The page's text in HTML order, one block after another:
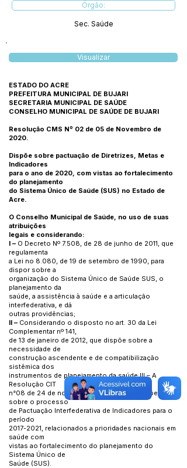
Órgão:
Sec. Saúde
Visualizar
ESTADO DO ACRE
PREFEITURA MUNICIPAL DE BUJARI
SECRETARIA MUNICIPAL DE SAÚDE
CONSELHO MUNICIPAL DE SAÚDE DE BUJARI
Resolução CMS Nº 02 de 05 de Novembro de
2020.
Dispõe sobre pactuação de Diretrizes, Metas e
Indicadores
para o ano de 2020, com vistas ao fortalecimento
do planejamento
do Sistema Único de Saúde (SUS) no Estado de
Acre.
O Conselho Municipal de Saúde, no uso de suas
atribuições
legais e considerando:
I – O Decreto Nº 7.508, de 28 de junho de 2011, que
regulamenta
a Lei no 8.080, de 19 de setembro de 1990, para
dispor sobre a
organização do Sistema Único de Saúde SUS, o
planejamento da
saúde, a assistência à saúde e a articulação
interfederativa, e dá
outras providências;
II – Considerando o disposto no art. 30 da Lei
Complementar nº 141,
de 13 de janeiro de 2012, que dispõe sobre a
necessidade de
construção ascendente e de compatibilização
sistêmica dos
instrumentos de planejamento da saúde;III – A
Resolução CIT
n°08 de 24 de novembro de 2016, que dispõe
sobre o processo
de Pactuação Interfederativa de Indicadores para o
período
2017-2021, relacionados a prioridades nacionais em
saúde com
vistas ao fortalecimento do planejamento do
Sistema Único de
Saúde (SUS).